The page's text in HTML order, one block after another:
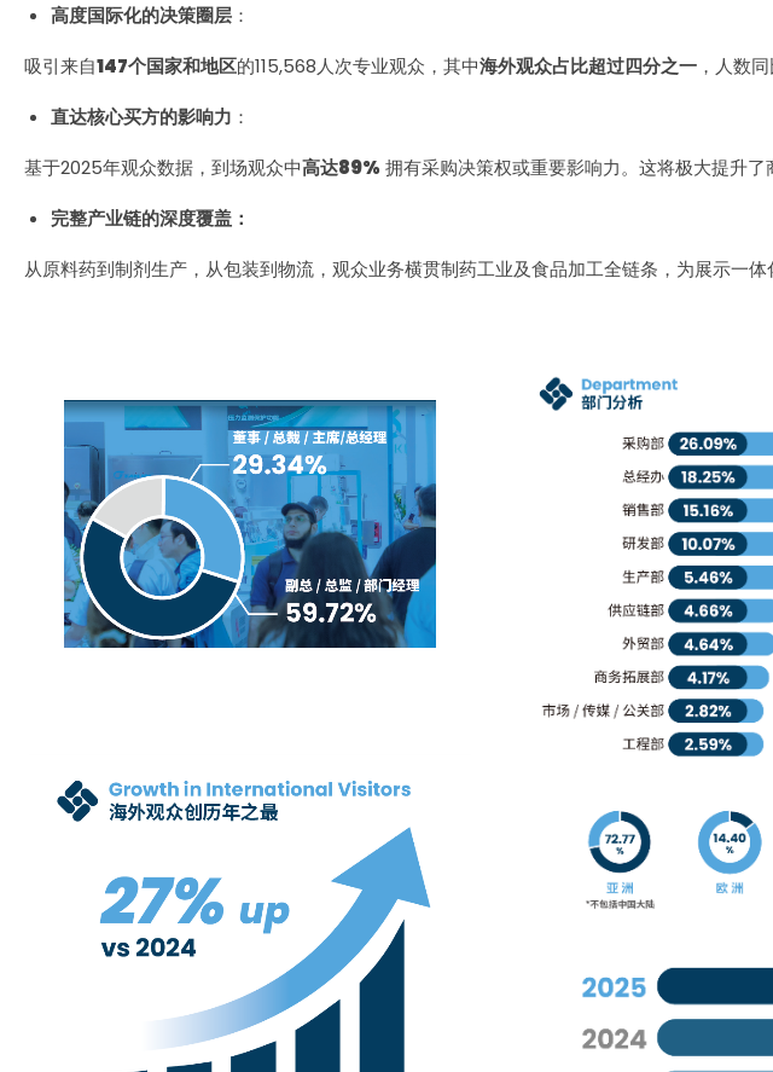
高度国际化的决策圈层 ：
吸引来自147个国家和地区的115,568人次专业观众，其中海外观众占比超过四分之一 ，人数
直达核心买方的影响力 ：
基于2025年观众数据，到场观众中高达89% 拥有采购决策权或重要影响力。这将极大提升
完整产业链的深度覆盖 ：
从原料药到制剂生产，从包装到物流，观众业务横贯制药工业及食品加工全链条，为展示一体